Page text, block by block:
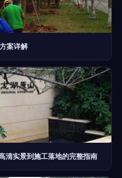
案详解
清实景到施工落地的完整指南